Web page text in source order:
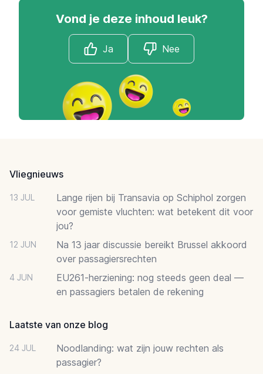
Vond je deze inhoud leuk?
Ja Nee
Vliegnieuws
13 JUL
Lange rijen bij Transavia op Schiphol zorgen
voor gemiste vluchten: wat betekent dit voor
jou?
12 JUN
Na 13 jaar discussie bereikt Brussel akkoord
over passagiersrechten
4 JUN
EU261-herziening: nog steeds geen deal —
en passagiers betalen de rekening
Laatste van onze blog
24 JUL
Noodlanding: wat zijn jouw rechten als
passagier?